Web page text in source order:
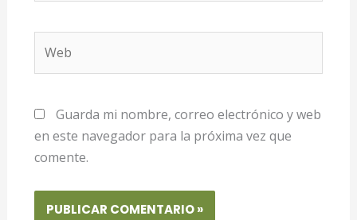
Guarda mi nombre, correo electrónico y web
en este navegador para la próxima vez que
comente.